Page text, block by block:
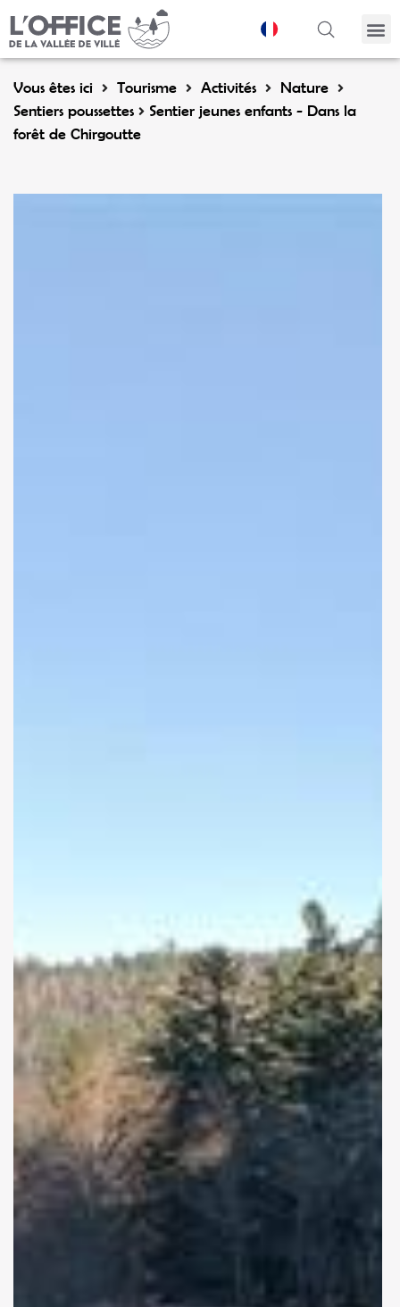
Vous êtes ici Tourisme Activités
Nature
Sentiers poussettes
Sentier jeunes enfants - Dans la
forêt de Chirgoutte
Panneau de gestion des cookies